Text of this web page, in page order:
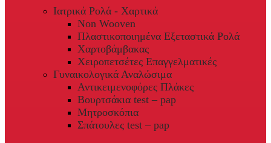
Ιατρικά Ρολά - Χαρτικά
Non Wooven
Πλαστικοποιημένα Εξεταστικά Ρολά
Χαρτοβάμβακας
Χειροπετσέτες Επαγγελματικές
Γυναικολογικά Αναλώσιμα
Αντικειμενοφόρες Πλάκες
Βουρτσάκια test – pap
Μητροσκόπια
Σπάτουλες test – pap